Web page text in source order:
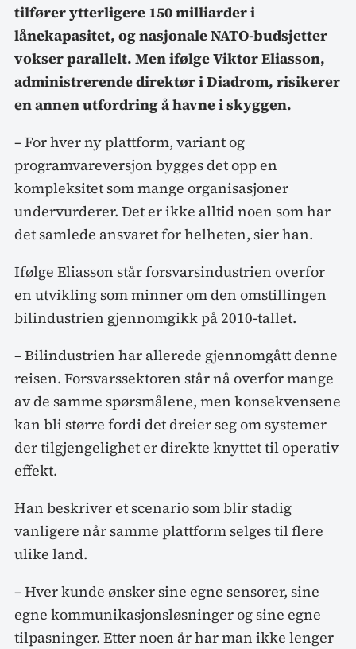
tilfører ytterligere 150 milliarder i
lånekapasitet, og nasjonale NATO-budsjetter
vokser parallelt. Men ifølge Viktor Eliasson,
administrerende direktør i Diadrom, risikerer
en annen utfordring å havne i skyggen.
– For hver ny plattform, variant og
programvareversjon bygges det opp en
kompleksitet som mange organisasjoner
undervurderer. Det er ikke alltid noen som har
det samlede ansvaret for helheten, sier han.
Ifølge Eliasson står forsvarsindustrien overfor
en utvikling som minner om den omstillingen
bilindustrien gjennomgikk på 2010-tallet.
– Bilindustrien har allerede gjennomgått denne
reisen. Forsvarssektoren står nå overfor mange
av de samme spørsmålene, men konsekvensene
kan bli større fordi det dreier seg om systemer
der tilgjengelighet er direkte knyttet til operativ
effekt.
Han beskriver et scenario som blir stadig
vanligere når samme plattform selges til flere
ulike land.
– Hver kunde ønsker sine egne sensorer, sine
egne kommunikasjonsløsninger og sine egne
tilpasninger. Etter noen år har man ikke lenger